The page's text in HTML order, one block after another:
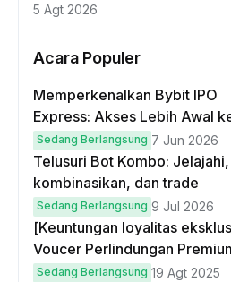
5 Agt 2026
Acara Populer
Memperkenalkan Bybit IPO
Express: Akses Lebih Awal
IPO Global!
Sedang Berlangsung 7 Jun 2026
Telusuri Bot Kombo: Jelajahi,
kombinasikan, dan trade
Sedang Berlangsung 9 Jul 2026
[Keuntungan loyalitas
Voucer Perlindungan
hingga $50
Sedang Berlangsung 19 Agt 2025